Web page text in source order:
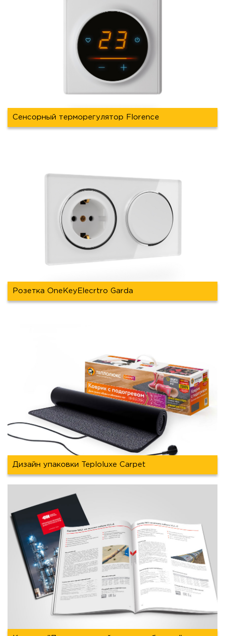
Сенсорный терморегулятор Florenсe
Розетка OneKeyElecrtro Garda
Дизайн упаковки Teploluxe Carpet